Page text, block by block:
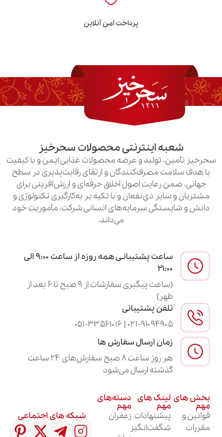
پرداخت امن آنلاین
اینترنتی محصولات سحرخیز
تولید و عرضه محصولات غذایی ایمن و با کیفیت
مصرف‌کنندگان و ارتقای رقابت‌پذیری در سطح
رعایت اصول اخلاق حرفه‌ای و ارزش‌آفرینی برای
ذی‌نفعان و با تکیه بر به‌کارگیری تکنولوژی و
سرمایه‌های انسانی شرکت، مأموریت خود
ساعت پشتیبانـی همه روزه از ساعت ۹:۰۰ الی
۲۱:۰۰
(ساعت پیگیری سفارشات از ۹ صبح تا ۶ بعد از
تلفن پشتیبانی
۰۲۱-۹۱۰۹۴۹۰۵ | ۰۵۱-۳۳۵۶۱۰۱۶
زمان ارسال سفارش ها
هر روز ساعت ۸ صبح سفارش‌های ۲۴ ساعت
گذشته ارسال می‌شود
لینک های
مهم
پیشنهادات
شگفت‌انگیز
دسته‌های
مهم
زعفران
شبکه های اجتماعی